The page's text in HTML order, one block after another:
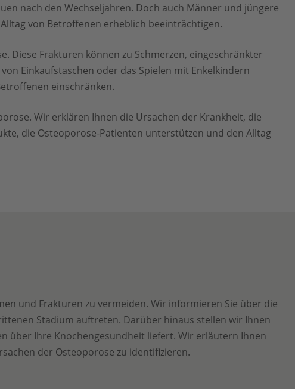
nach den Wechseljahren. Doch auch Männer und jüngere
von Betroffenen erheblich beeinträchtigen.
Diese Frakturen können zu Schmerzen, eingeschränkter
Einkaufstaschen oder das Spielen mit Enkelkindern
einschränken.
Wir erklären Ihnen die Ursachen der Krankheit, die
die Osteoporose-Patienten unterstützen und den Alltag
und Frakturen zu vermeiden. Wir informieren Sie über die
Stadium auftreten. Darüber hinaus stellen wir Ihnen
über Ihre Knochengesundheit liefert. Wir erläutern Ihnen
der Osteoporose zu identifizieren.